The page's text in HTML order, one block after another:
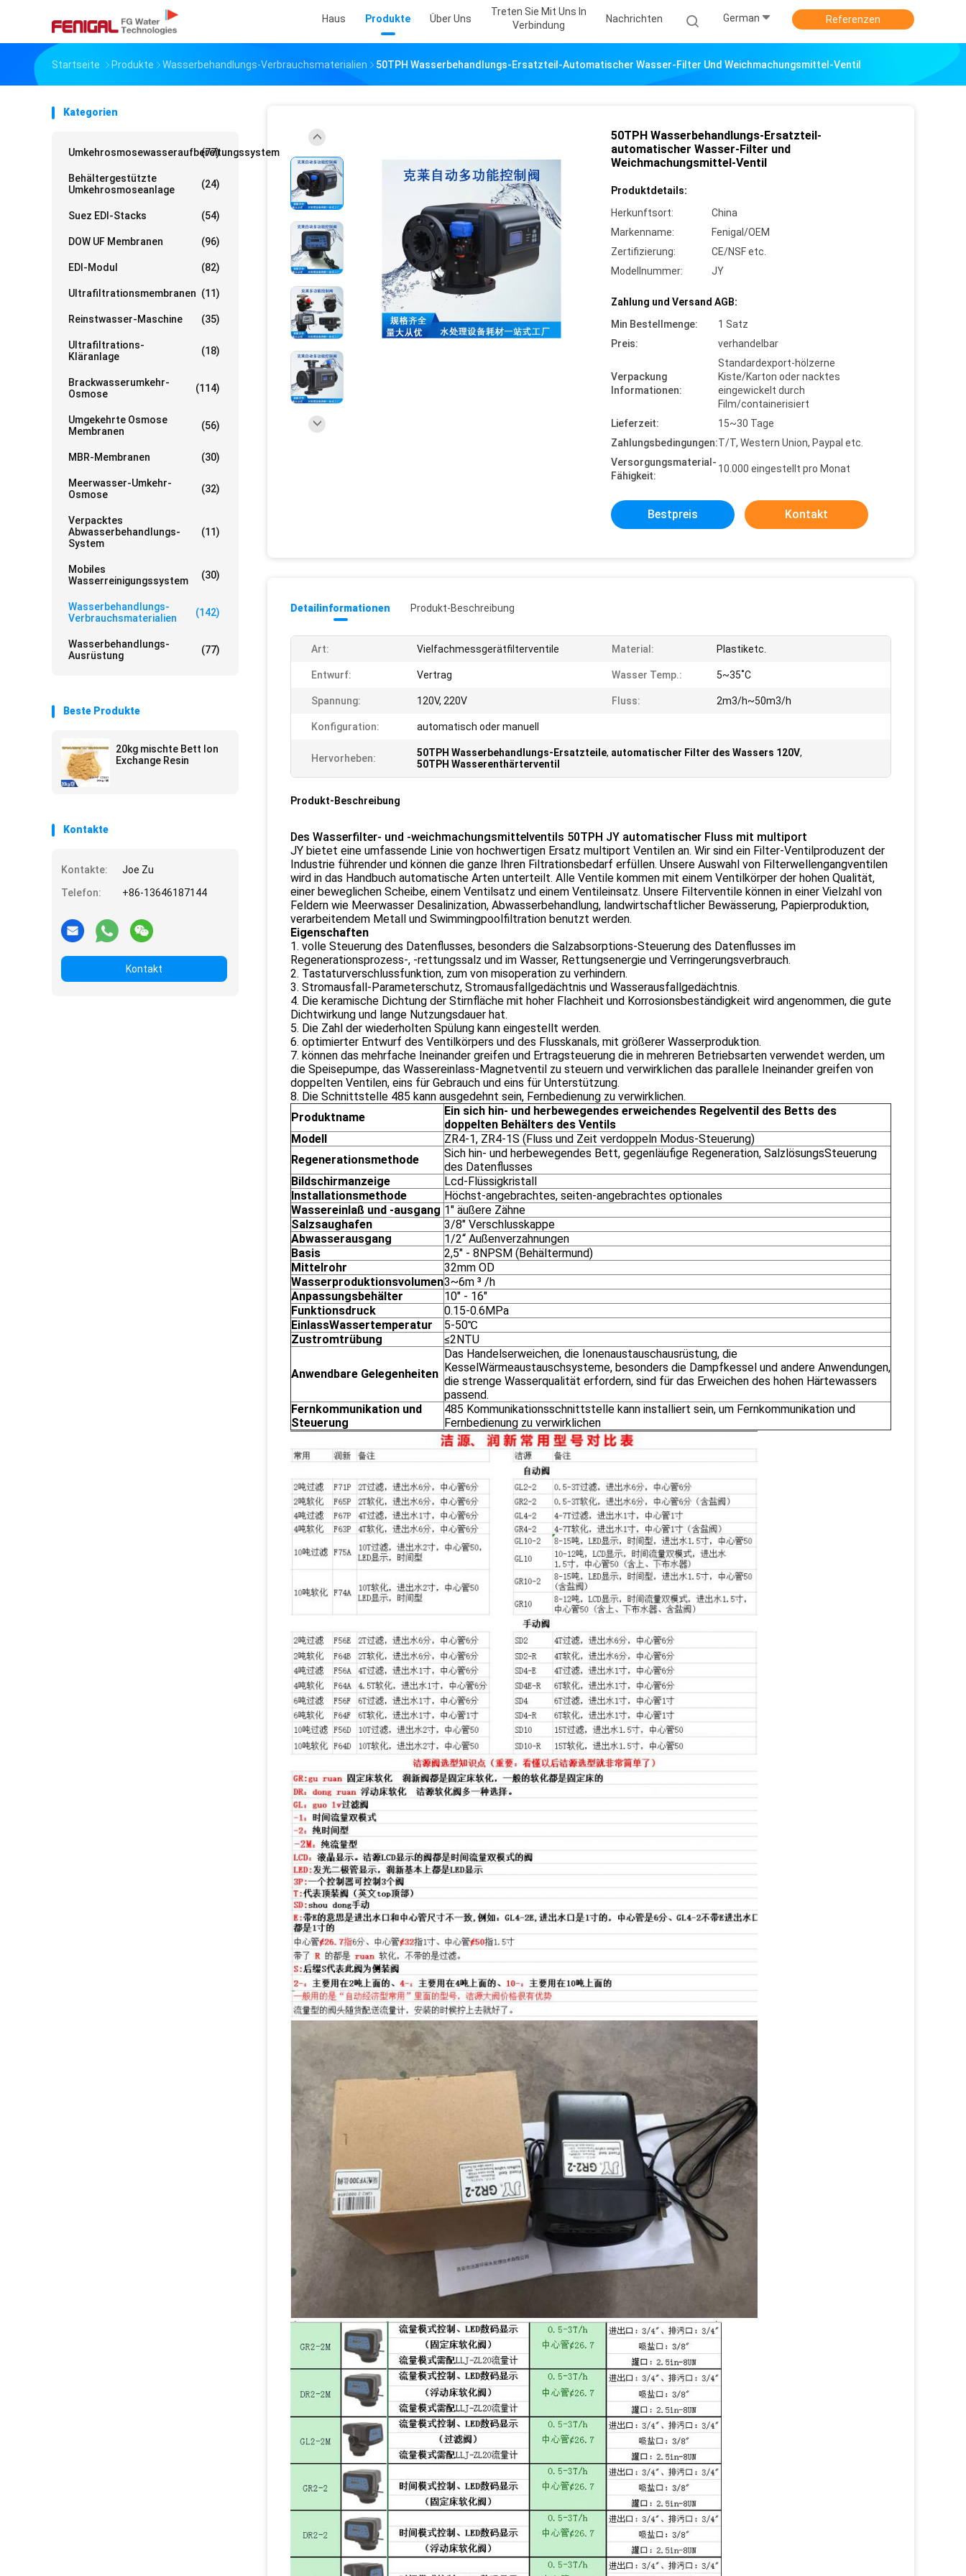
Haus Produkte Über Uns
Treten Sie Mit Uns In
Verbindung
Nachrichten German Referenzen
Startseite Produkte Wasserbehandlungs-Verbrauchsmaterialien 50TPH Wasserbehandlungs-Ersatzteil-Automatischer Wasser-Filter Und Weichmachungsmittel-Ventil
Kategorien
Umkehrosmosewasseraufbereitungssystem
(77)
Behältergestützte
Umkehrosmoseanlage
(24)
Suez EDI-Stacks (54)
DOW UF Membranen (96)
EDI-Modul (82)
Ultrafiltrationsmembranen (11)
Reinstwasser-Maschine (35)
Ultrafiltrations-
Kläranlage
(18)
Brackwasserumkehr-
Osmose
(114)
Umgekehrte Osmose
Membranen
(56)
MBR-Membranen (30)
Meerwasser-Umkehr-
Osmose
(32)
Verpacktes
Abwasserbehandlungs-
System
(11)
Mobiles
Wasserreinigungssystem
(30)
Wasserbehandlungs-
Verbrauchsmaterialien
(142)
Wasserbehandlungs-
Ausrüstung
(77)
Beste Produkte
20kg mischte Bett Ion
Exchange Resin
Kontakte
Kontakte:
Joe Zu
Telefon:
+86-13646187144
Kontakt
50TPH Wasserbehandlungs-Ersatzteil-
automatischer Wasser-Filter und
Weichmachungsmittel-Ventil
Produktdetails:
Herkunftsort:
China
Markenname:
Fenigal/OEM
Zertifizierung:
CE/NSF etc.
Modellnummer:
JY
Zahlung und Versand AGB:
Min Bestellmenge:
1 Satz
Preis:
verhandelbar
Verpackung
Informationen:
Standardexport-hölzerne
Kiste/Karton oder nacktes
eingewickelt durch
Film/containerisiert
Lieferzeit:
15~30 Tage
Zahlungsbedingungen:T/T, Western Union, Paypal etc.
Versorgungsmaterial-
Fähigkeit:
10.000 eingestellt pro Monat
Bestpreis Kontakt
Detailinformationen Produkt-Beschreibung
Art: Vielfachmessgerätfilterventile Material: Plastiketc.
Entwurf: Vertrag Wasser Temp.: 5~35˚C
Spannung: 120V, 220V Fluss: 2m3/h~50m3/h
Konfiguration: automatisch oder manuell
Hervorheben: 50TPH Wasserbehandlungs-Ersatzteile, automatischer Filter des Wassers 120V,
50TPH Wasserenthärterventil
Produkt-Beschreibung
Des Wasserfilter- und -weichmachungsmittelventils 50TPH JY automatischer Fluss mit multiport
JY bietet eine umfassende Linie von hochwertigen Ersatz multiport Ventilen an. Wir sind ein Filter-Ventilproduzent der
Industrie führender und können die ganze Ihren Filtrationsbedarf erfüllen. Unsere Auswahl von Filterwellengangventilen
wird in das Handbuch automatische Arten unterteilt. Alle Ventile kommen mit einem Ventilkörper der hohen Qualität,
einer beweglichen Scheibe, einem Ventilsatz und einem Ventileinsatz. Unsere Filterventile können in einer Vielzahl von
Feldern wie Meerwasser Desalinization, Abwasserbehandlung, landwirtschaftlicher Bewässerung, Papierproduktion,
verarbeitendem Metall und Swimmingpoolfiltration benutzt werden.
Eigenschaften
1. volle Steuerung des Datenflusses, besonders die Salzabsorptions-Steuerung des Datenflusses im
Regenerationsprozess-, -rettungssalz und im Wasser, Rettungsenergie und Verringerungsverbrauch.
2. Tastaturverschlussfunktion, zum von misoperation zu verhindern.
3. Stromausfall-Parameterschutz, Stromausfallgedächtnis und Wasserausfallgedächtnis.
4. Die keramische Dichtung der Stirnfläche mit hoher Flachheit und Korrosionsbeständigkeit wird angenommen, die gute
Dichtwirkung und lange Nutzungsdauer hat.
5. Die Zahl der wiederholten Spülung kann eingestellt werden.
6. optimierter Entwurf des Ventilkörpers und des Flusskanals, mit größerer Wasserproduktion.
7. können das mehrfache Ineinander greifen und Ertragsteuerung die in mehreren Betriebsarten verwendet werden, um
die Speisepumpe, das Wassereinlass-Magnetventil zu steuern und verwirklichen das parallele Ineinander greifen von
doppelten Ventilen, eins für Gebrauch und eins für Unterstützung.
8. Die Schnittstelle 485 kann ausgedehnt sein, Fernbedienung zu verwirklichen.
Produktname
Ein sich hin- und herbewegendes erweichendes Regelventil des Betts des
doppelten Behälters des Ventils
Modell
ZR4-1, ZR4-1S (Fluss und Zeit verdoppeln Modus-Steuerung)
Regenerationsmethode
Sich hin- und herbewegendes Bett, gegenläufige Regeneration, SalzlösungsSteuerung
des Datenflusses
Bildschirmanzeige
Lcd-Flüssigkristall
Installationsmethode
Höchst-angebrachtes, seiten-angebrachtes optionales
Wassereinlaß und -ausgang 1" äußere Zähne
Salzsaughafen
3/8" Verschlusskappe
Abwasserausgang
1/2“ Außenverzahnungen
Basis
2,5" - 8NPSM (Behältermund)
Mittelrohr
32mm OD
Wasserproduktionsvolumen3~6m ³ /h
Anpassungsbehälter
10" - 16"
Funktionsdruck
0.15-0.6MPa
EinlassWassertemperatur
5-50℃
Zustromtrübung
≤2NTU
Anwendbare Gelegenheiten
Das Handelserweichen, die Ionenaustauschausrüstung, die
KesselWärmeaustauschsysteme, besonders die Dampfkessel und andere Anwendungen,
die strenge Wasserqualität erfordern, sind für das Erweichen des hohen Härtewassers
passend.
Fernkommunikation und
Steuerung
485 Kommunikationsschnittstelle kann installiert sein, um Fernkommunikation und
Fernbedienung zu verwirklichen